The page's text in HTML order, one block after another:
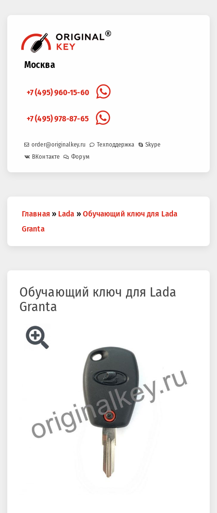
Москва
+7 (495) 960-15-60
+7 (495) 978-87-65
order@originalkey.ru Техподдержка
Skype
ВКонтакте
Форум
здесь
Главная » Lada » Обучающий ключ для Lada
Granta
Обучающий ключ для Lada
Granta